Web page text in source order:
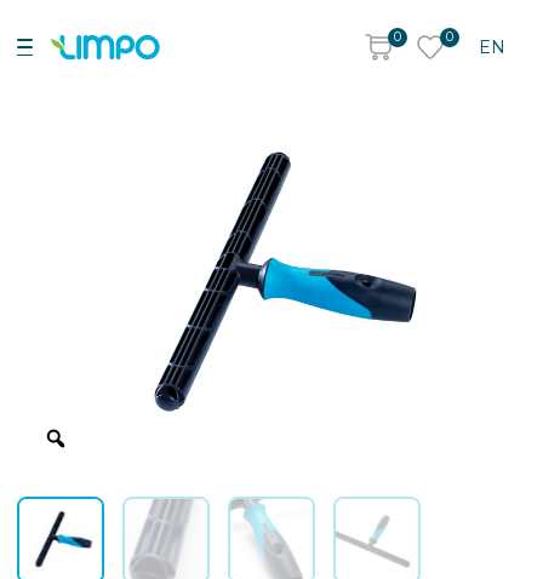
0 0
EN